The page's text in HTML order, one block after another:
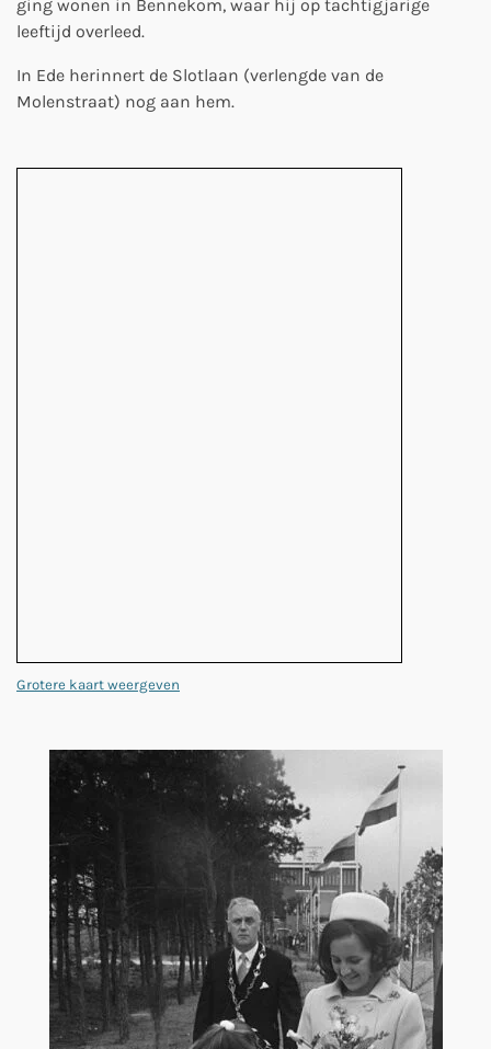
ging wonen in Bennekom, waar hij op tachtigjarige
leeftijd overleed.
In Ede herinnert de Slotlaan (verlengde van de
Molenstraat) nog aan hem.
Grotere kaart weergeven